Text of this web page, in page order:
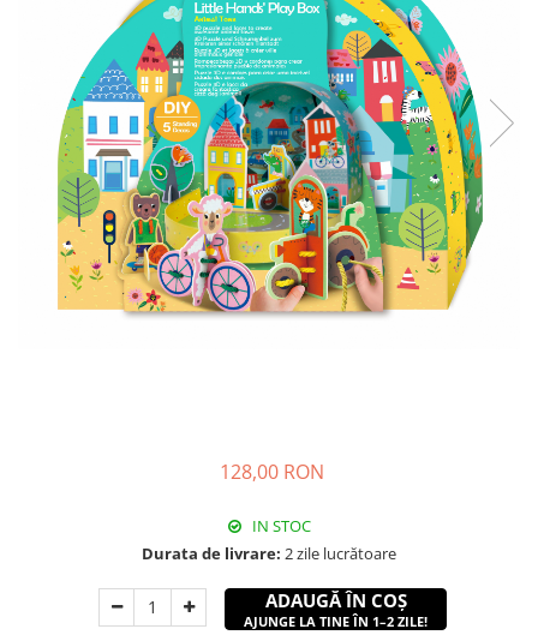
128,00 RON
IN STOC
Durata de livrare: 2 zile lucrătoare
ADAUGĂ ÎN COȘ
AJUNGE LA TINE ÎN 1–2 ZILE!